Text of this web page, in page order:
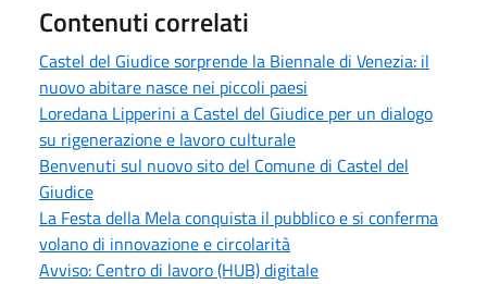
Contenuti correlati
Castel del Giudice sorprende la Biennale di Venezia: il
nuovo abitare nasce nei piccoli paesi
Loredana Lipperini a Castel del Giudice per un dialogo
su rigenerazione e lavoro culturale
Benvenuti sul nuovo sito del Comune di Castel del
Giudice
La Festa della Mela conquista il pubblico e si conferma
volano di innovazione e circolarità
Avviso: Centro di lavoro (HUB) digitale